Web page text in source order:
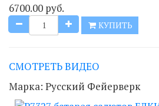
6700.00 руб.
КУПИТЬ
СМОТРЕТЬ ВИДЕО
Марка: Русский Фейерверк